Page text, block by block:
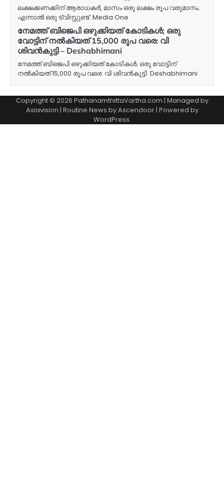
ലക്ഷക്കണക്കിന് ആരാധകർ, മാസം ഒരു ലക്ഷം രൂപ വരുമാനം;
എന്നാൽ ഒരു ട്വിസ്റ്റുണ്ട് Media One
നേമത്ത് ബിജെപി ഒഴുക്കിയത് കോടികൾ; ഒരു
വോട്ടിന് നൽകിയത് 15,000 രൂപ വരെ: വി
ശിവൻകുട്ടി – Deshabhimani
നേമത്ത് ബിജെപി ഒഴുക്കിയത് കോടികൾ; ഒരു വോട്ടിന്
നൽകിയത് 15,000 രൂപ വരെ: വി ശിവൻകുട്ടി Deshabhimani
Copyright © 2026 PathanamthittaVartha.com | Managed by
Asiavision | Routine News byAscendoor| Powered by
WordPress.